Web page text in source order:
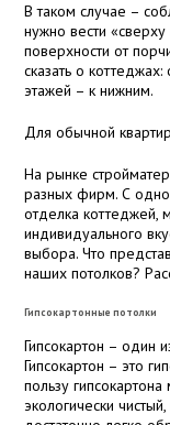
В таком случае –
нужно вести
поверхности от
сказать о
этажей – к нижним.
Для обычной
На рынке
разных фирм. С
отделка коттеджей,
индивидуального
выбора. Что
наших потолков?
Гипсокартонные потолки
Гипсокартон – один
Гипсокартон – это
пользу
экологически